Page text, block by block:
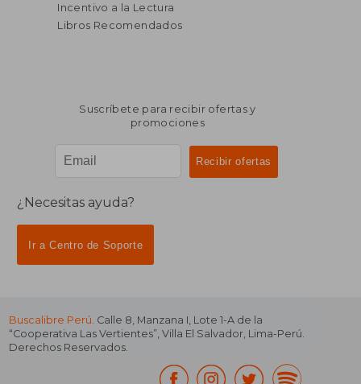
Incentivo a la Lectura
Libros Recomendados
Suscríbete para recibir ofertas y
promociones
¿Necesitas ayuda?
Ir a Centro de Soporte
Buscalibre Perú. Calle 8, Manzana I, Lote 1-A de la
“Cooperativa Las Vertientes”, Villa El Salvador, Lima-Perú.
Derechos Reservados.